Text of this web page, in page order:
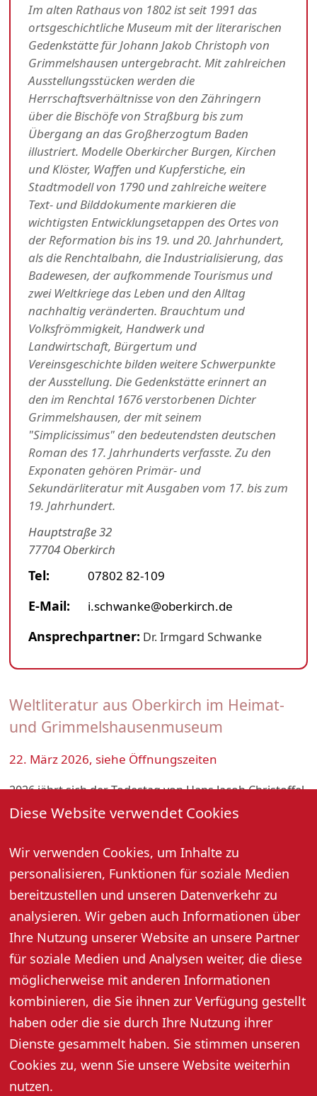
Diese Website verwendet Cookies
Wir verwenden Cookies, um Inhalte zu
personalisieren, Funktionen für soziale Medien
bereitzustellen und unseren Datenverkehr zu
analysieren. Wir geben auch Informationen über
Ihre Nutzung unserer Website an unsere Partner
für soziale Medien und Analysen weiter, die diese
möglicherweise mit anderen Informationen
kombinieren, die Sie ihnen zur Verfügung gestellt
haben oder die sie durch Ihre Nutzung ihrer
Dienste gesammelt haben. Sie stimmen unseren
Cookies zu, wenn Sie unsere Website weiterhin
nutzen.
Weltliteratur aus Oberkirch im Heimat-
und Grimmelshausenmuseum
22. März 2026, siehe Öffnungszeiten
2026 jährt sich der Todestag von Hans Jacob Christoffel
von Grimmelshausen zum 350. Mal. In Oberkirch, wo
multimediale und interaktive Präsentation von
Grimmelshausens „Simplicissimus“, dem ersten
deutschsprachigen Roman der Weltliteratur, und
erfahren Sie mehr über den bedeutenden
Barockschriftsteller, seine Zeit und seinen nachhaltigen
Einfluss auf die Literatur. Im oberen Stockwerk zeigt die
bestehende Ausstellung weiterhin Stadtgeschichte,
Handwerk, Landwirtschaft, Industrie und Brauchtum
im Renchtal.
Öffnungszeiten (ab 22.03.2026):
DI und DO: 14:00–18:00 Uhr
SO: 12:00-17:00 Uhr
Im alten Rathaus von 1802 ist seit 1991 das
ortsgeschichtliche Museum mit der literarischen
Gedenkstätte für Johann Jakob Christoph von
Grimmelshausen untergebracht. Mit zahlreichen
Ausstellungsstücken werden die
Herrschaftsverhältnisse von den Zähringern
über die Bischöfe von Straßburg bis zum
Übergang an das Großherzogtum Baden
illustriert. Modelle Oberkircher Burgen, Kirchen
und Klöster, Waffen und Kupferstiche, ein
Stadtmodell von 1790 und zahlreiche weitere
Text- und Bilddokumente markieren die
wichtigsten Entwicklungsetappen des Ortes von
der Reformation bis ins 19. und 20. Jahrhundert,
als die Renchtalbahn, die Industrialisierung, das
Badewesen, der aufkommende Tourismus und
zwei Weltkriege das Leben und den Alltag
nachhaltig veränderten. Brauchtum und
Volksfrömmigkeit, Handwerk und
Landwirtschaft, Bürgertum und
Vereinsgeschichte bilden weitere Schwerpunkte
der Ausstellung. Die Gedenkstätte erinnert an
den im Renchtal 1676 verstorbenen Dichter
Grimmelshausen, der mit seinem
"Simplicissimus" den bedeutendsten deutschen
Roman des 17. Jahrhunderts verfasste. Zu den
Exponaten gehören Primär- und
Sekundärliteratur mit Ausgaben vom 17. bis zum
19. Jahrhundert.
Hauptstraße 32
77704 Oberkirch
Tel: 07802 82-109
E-Mail: i.schwanke@oberkirch.de
Ansprechpartner: Dr. Irmgard Schwanke